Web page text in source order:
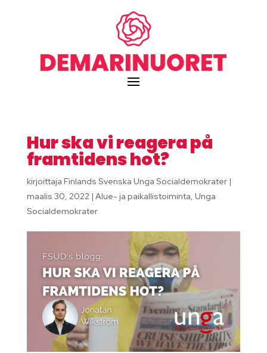
Hur ska vi reagera på
framtidens hot?
kirjoittaja Finlands Svenska Unga Socialdemokrater|
maalis 30, 2022| Alue- ja paikallistoiminta, Unga
Socialdemokrater